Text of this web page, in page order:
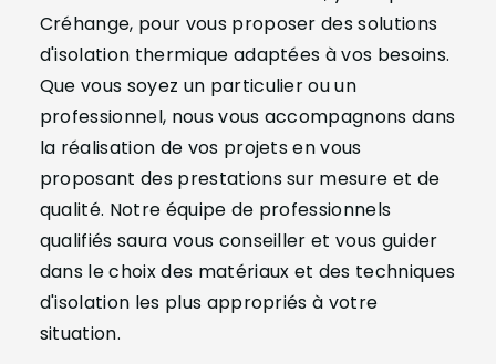
Créhange, pour vous proposer des solutions
d'isolation thermique adaptées à vos besoins.
Que vous soyez un particulier ou un
professionnel, nous vous accompagnons dans
la réalisation de vos projets en vous
proposant des prestations sur mesure et de
qualité. Notre équipe de professionnels
qualifiés saura vous conseiller et vous guider
dans le choix des matériaux et des techniques
d'isolation les plus appropriés à votre
situation.